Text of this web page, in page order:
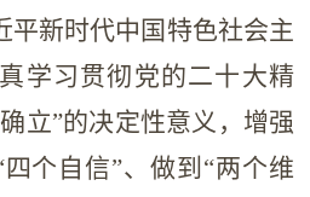
平新时代中国特色社会主
学习贯彻党的二十大精
立”的决定性意义，增强
个自信”、做到“两个维